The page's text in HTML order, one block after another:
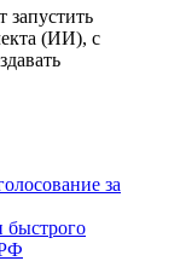
(ИИ), с
за